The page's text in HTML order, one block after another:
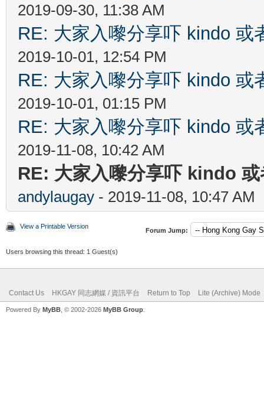
2019-09-30, 11:38 AM
RE: 大家入嚟分享吓 kindo 或
2019-10-01, 12:54 PM
RE: 大家入嚟分享吓 kindo 或
2019-10-01, 01:15 PM
RE: 大家入嚟分享吓 kindo 或
2019-11-08, 10:42 AM
RE: 大家入嚟分享吓 kindo
andylaugay - 2019-11-08, 10:47 AM
View a Printable Version
Forum Jump:
Users browsing this thread: 1 Guest(s)
Contact Us HKGAY 同志網媒 / 資訊平台 Return to Top Lite (Archive) Mode
Powered By MyBB , © 2002-2026 MyBB Group